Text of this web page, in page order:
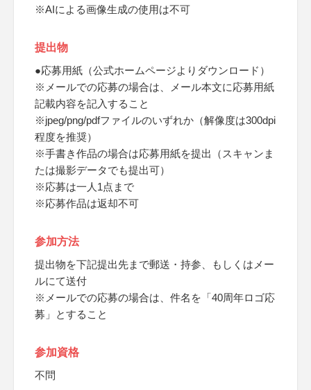
※AIによる画像生成の使用は不可
提出物
●応募用紙（公式ホームページよりダウンロード）
※メールでの応募の場合は、メール本文に応募用紙
記載内容を記入すること
※jpeg/png/pdfファイルのいずれか（解像度は300dpi
程度を推奨）
※手書き作品の場合は応募用紙を提出（スキャンま
たは撮影データでも提出可）
※応募は一人1点まで
※応募作品は返却不可
参加方法
提出物を下記提出先まで郵送・持参、もしくはメー
ルにて送付
※メールでの応募の場合は、件名を「40周年ロゴ応
募」とすること
参加資格
不問